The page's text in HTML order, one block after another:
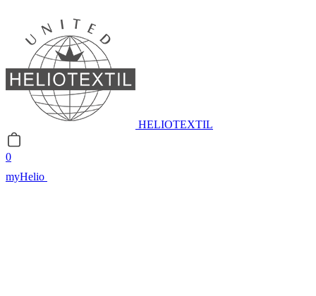
HELIOTEXTIL
0
myHelio